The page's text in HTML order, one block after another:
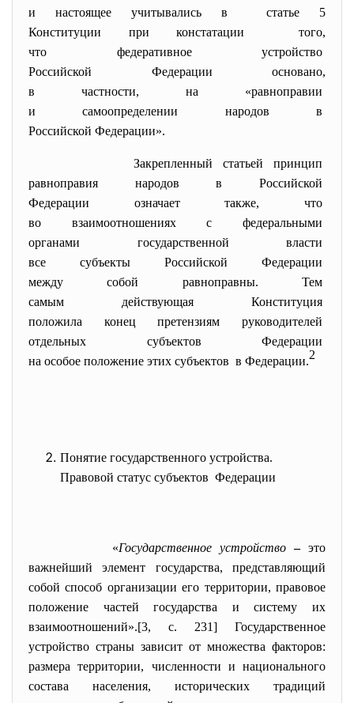
и настоящее учитывались в статье 5
Конституции при констатации того,
что федеративное устройство
Российской Федерации основано,
в частности, на «равноправии
и самоопределении народов в
Российской Федерации».
Закрепленный статьей принцип
равноправия народов в Российской
Федерации означает также, что
во взаимоотношениях с федеральными
органами государственной власти
все субъекты Российской Федерации
между собой равноправны. Тем
самым действующая Конституция
положила конец претензиям руководителей
отдельных субъектов Федерации
на особое положение этих субъектов в Федерации.2
Понятие государственного устройства.
Правовой статус субъектов Федерации
«Государственное устройство–это
важнейший элемент государства, представляющий
собой способ организации его территории, правовое
положение частей государства и систему их
взаимоотношений».[3, с. 231] Государственное
устройство страны зависит от множества факторов:
размера территории, численности и национального
состава населения, исторических традиций